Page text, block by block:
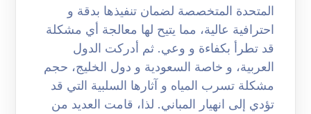
المتحدة المتخصصة لضمان تنفيذها بدقة و
احترافية عالية، مما يتيح لها معالجة أي مشكلة
قد تطرأ بكفاءة و وعي. ثم أدركت الدول
العربية، و خاصة السعودية و دول الخليج، حجم
مشكلة تسرب المياه و آثارها السلبية التي قد
تؤدي إلى انهيار المباني. لذا، قامت العديد من